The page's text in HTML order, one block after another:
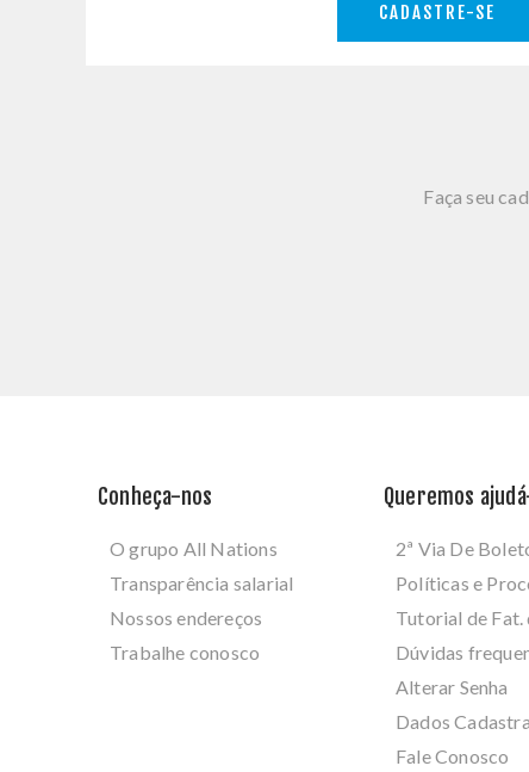
CADASTRE-SE
Faça seu
Conheça-nos
O grupo All Nations
Transparência salarial
Nossos endereços
Trabalhe conosco
Queremos
2ª Via De
Políticas e
Tutorial de Fat.
Dúvidas
Alterar Senha
Dados
Fale Conosco